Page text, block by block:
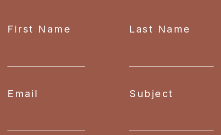
First Name Last Name
Email Subject